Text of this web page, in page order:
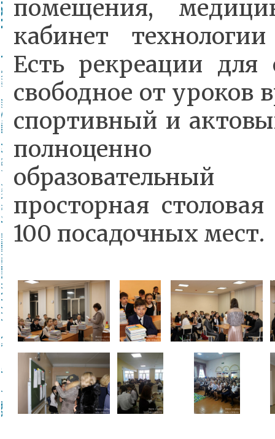
помещения,
кабинет
Есть рекреации
свободное от уроков
спортивный и
полноценно
просторная
100 посадочных мест.